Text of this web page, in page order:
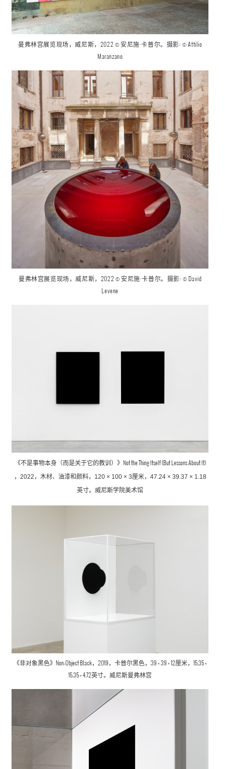
曼弗林宫展览现场，威尼斯，2022 © 安尼施·卡普尔。摄影: ©Attilio
Maranzano
曼弗林宫展览现场，威尼斯，2022 © 安尼施·卡普尔。摄影: ©David
Levene
《不是事物本身（而是关于它的教训）》 Not the Thing Itself (But Lessons About It)
， 2022，木材、油漆和颜料，120 × 100 × 3厘米，47.24 × 39.37 × 1.18
英寸。威尼斯学院美术馆
《非对象黑色》Non-Object Black，2019，卡普尔黑色，39 × 39 × 12厘米，15.35 ×
15.35 × 4.72英寸。威尼斯曼弗林宫